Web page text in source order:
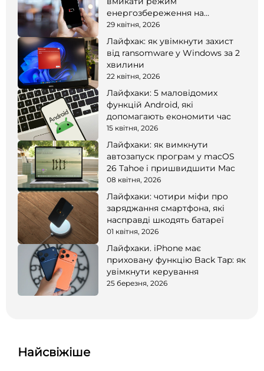
енергозбереження на
смартфоні
29 квітня, 2026
Лайфхак: як увімкнути захист
від ransomware у Windows за 2
хвилини
22 квітня, 2026
Лайфхаки: 5 маловідомих
функцій Android, які
допомагають економити час
15 квітня, 2026
Лайфхаки: як вимкнути
автозапуск програм у macOS
26 Tahoe і пришвидшити Mac
08 квітня, 2026
Лайфхаки: чотири міфи про
заряджання смартфона, які
насправді шкодять батареї
01 квітня, 2026
Лайфхаки. iPhone має
приховану функцію Back Tap: як
увімкнути керування
25 березня, 2026
Найсвіжіше